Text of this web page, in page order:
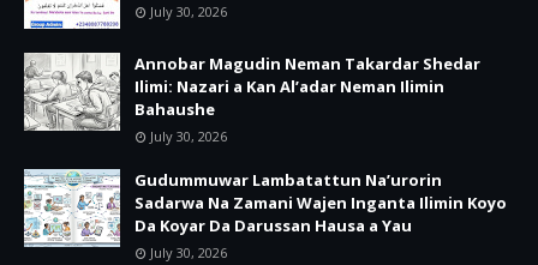
July 30, 2026
Annobar Magudin Neman Takardar Shedar
Ilimi: Nazari a Kan Al’adar Neman Ilimin
Bahaushe
July 30, 2026
Gudummuwar Lambatattun Na’urorin
Sadarwa Na Zamani Wajen Inganta Ilimin Koyo
Da Koyar Da Darussan Hausa a Yau
July 30, 2026